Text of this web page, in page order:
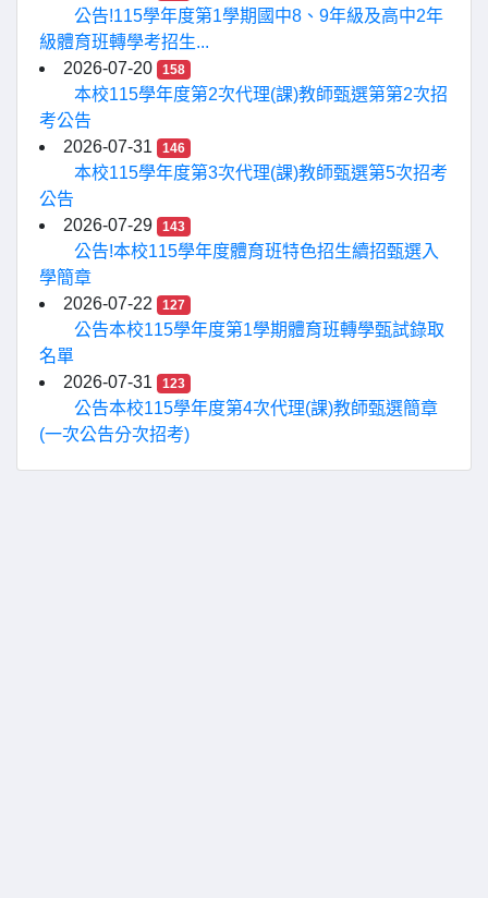
公告!115學年度第1學期國中8、9年級及高中2年
級體育班轉學考招生...
2026-07-20
158
本校115學年度第2次代理(課)教師甄選第第2次招
考公告
2026-07-31
146
本校115學年度第3次代理(課)教師甄選第5次招考
公告
2026-07-29
143
公告!本校115學年度體育班特色招生續招甄選入
學簡章
2026-07-22
127
公告本校115學年度第1學期體育班轉學甄試錄取
名單
2026-07-31
123
公告本校115學年度第4次代理(課)教師甄選簡章
(一次公告分次招考)